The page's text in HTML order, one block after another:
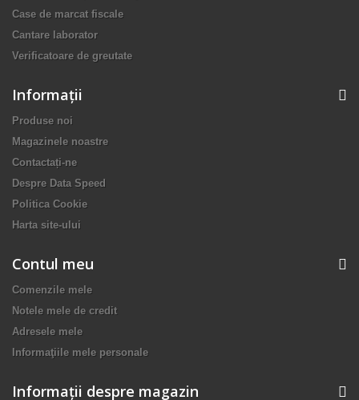
Case de marcat fiscale
Cantare laborator
Verificatoare de greutate
Informaţii
Produse noi
Magazinele noastre
Contactați-ne
Despre Data Speed
Politica Cookie
Harta site-ului
Contul meu
Comenzile mele
Notele mele de credit
Adresele mele
Informaţiile mele personale
Informații despre magazin